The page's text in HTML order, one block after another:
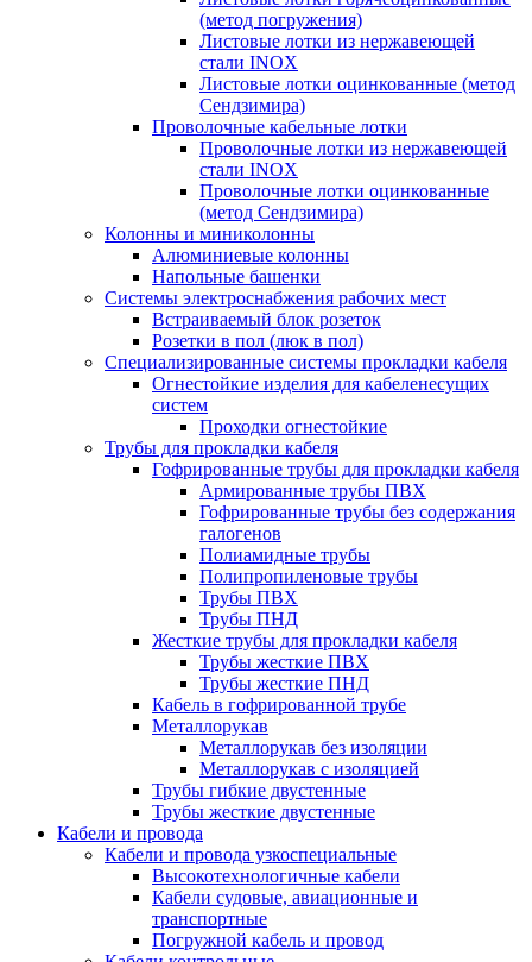
(метод погружения)
Листовые лотки из нержавеющей
стали INOX
Листовые лотки оцинкованные (метод
Сендзимира)
Проволочные кабельные лотки
Проволочные лотки из нержавеющей
стали INOX
Проволочные лотки оцинкованные
(метод Сендзимира)
Колонны и миниколонны
Алюминиевые колонны
Напольные башенки
Системы электроснабжения рабочих мест
Встраиваемый блок розеток
Розетки в пол (люк в пол)
Специализированные системы прокладки кабеля
Огнестойкие изделия для кабеленесущих
систем
Проходки огнестойкие
Трубы для прокладки кабеля
Гофрированные трубы для прокладки кабеля
Армированные трубы ПВХ
Гофрированные трубы без содержания
галогенов
Полиамидные трубы
Полипропиленовые трубы
Трубы ПВХ
Трубы ПНД
Жесткие трубы для прокладки кабеля
Трубы жесткие ПВХ
Трубы жесткие ПНД
Кабель в гофрированной трубе
Металлорукав
Металлорукав без изоляции
Металлорукав с изоляцией
Трубы гибкие двустенные
Трубы жесткие двустенные
Кабели и провода
Кабели и провода узкоспециальные
Высокотехнологичные кабели
Кабели судовые, авиационные и
транспортные
Погружной кабель и провод